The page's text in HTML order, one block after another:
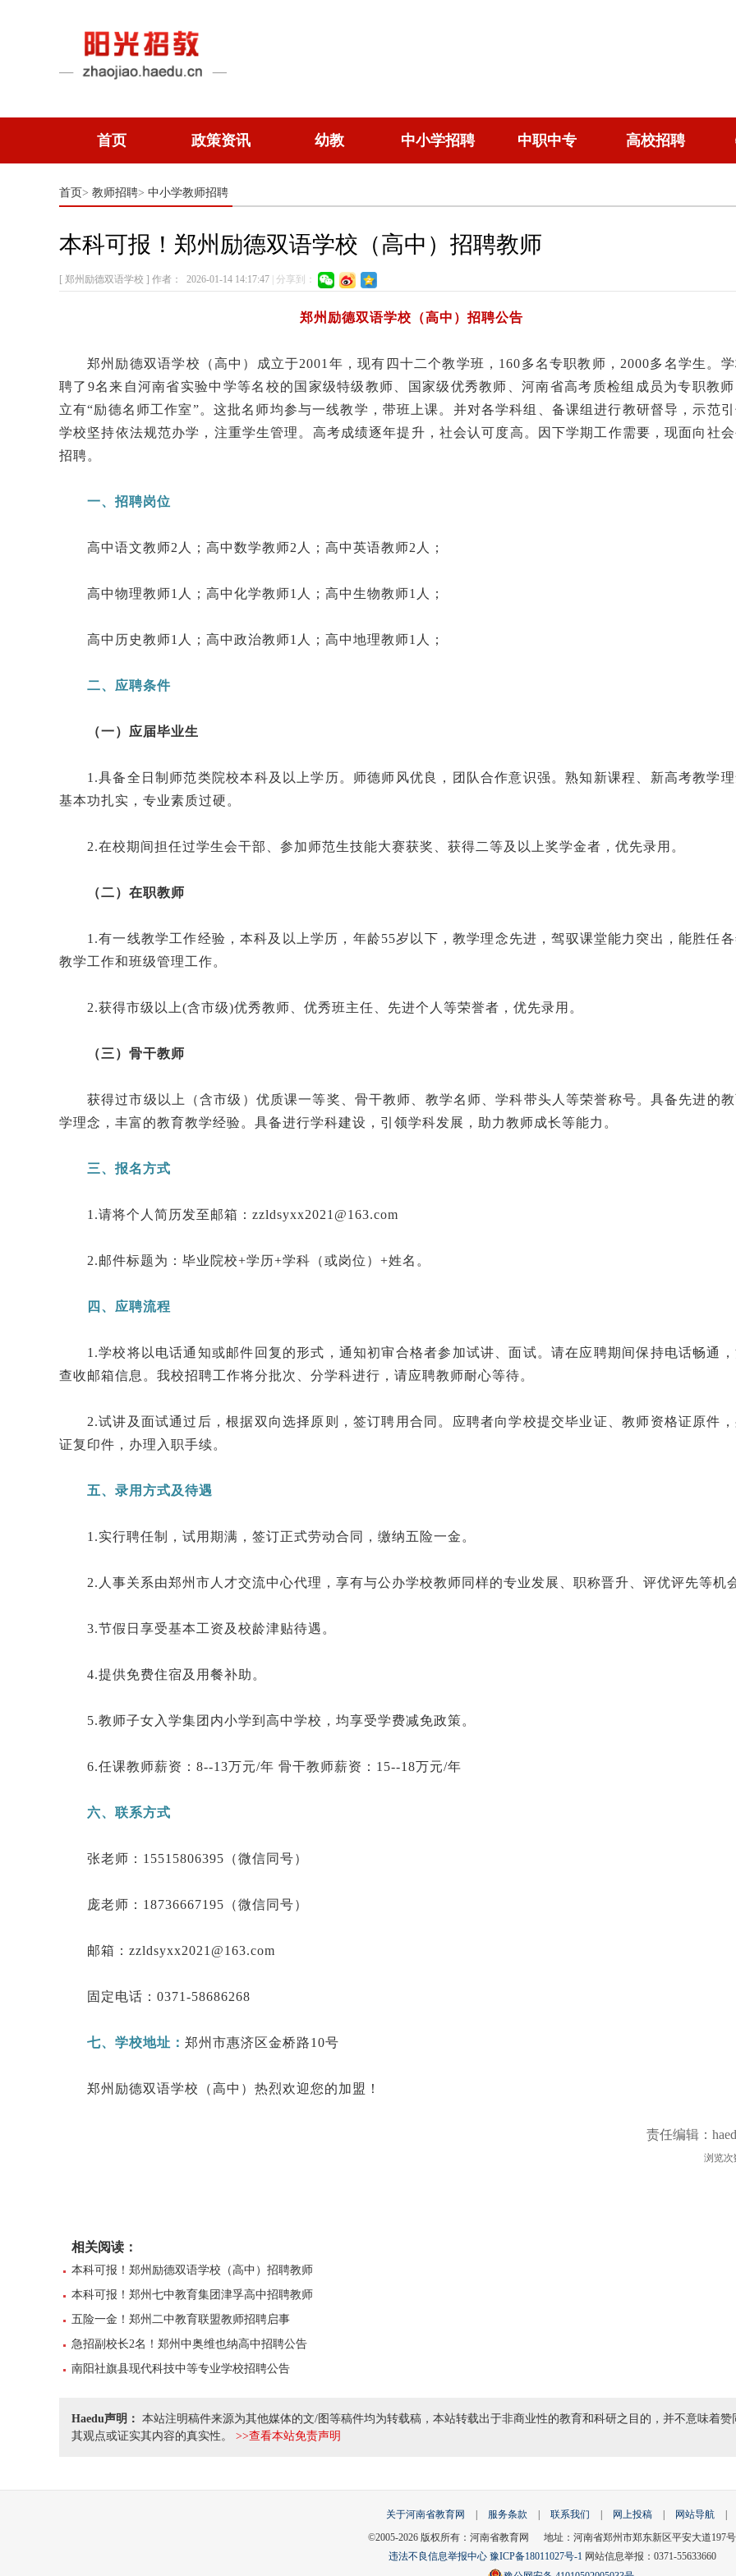
首页 政策资讯 幼教 中小学招聘 中职中专 高校招聘
首页> 教师招聘> 中小学教师招聘
本科可报！郑州励德双语学校（高中）招聘教师
[ 郑州励德双语学校 ] 作者： 2026-01-14 14:17:47 分享到：
郑州励德双语学校（高中）招聘公告
郑州励德双语学校（高中）成立于2001年，现有四十二个教学班，160多名专职教师，2000多名学生。
聘了9名来自河南省实验中学等名校的国家级特级教师、国家级优秀教师、河南省高考质检组成员为专职教
立有“励德名师工作室”。这批名师均参与一线教学，带班上课。并对各学科组、备课组进行教研督导，示范
学校坚持依法规范办学，注重学生管理。高考成绩逐年提升，社会认可度高。因下学期工作需要，现面向社
招聘。
一、招聘岗位
高中语文教师2人；高中数学教师2人；高中英语教师2人；
高中物理教师1人；高中化学教师1人；高中生物教师1人；
高中历史教师1人；高中政治教师1人；高中地理教师1人；
二、应聘条件
（一）应届毕业生
1.具备全日制师范类院校本科及以上学历。师德师风优良，团队合作意识强。熟知新课程、新高考教学
基本功扎实，专业素质过硬。
2.在校期间担任过学生会干部、参加师范生技能大赛获奖、获得二等及以上奖学金者，优先录用。
（二）在职教师
1.有一线教学工作经验，本科及以上学历，年龄55岁以下，教学理念先进，驾驭课堂能力突出，能胜任
教学工作和班级管理工作。
2.获得市级以上(含市级)优秀教师、优秀班主任、先进个人等荣誉者，优先录用。
（三）骨干教师
获得过市级以上（含市级）优质课一等奖、骨干教师、教学名师、学科带头人等荣誉称号。具备先进的
学理念，丰富的教育教学经验。具备进行学科建设，引领学科发展，助力教师成长等能力。
三、报名方式
1.请将个人简历发至邮箱：zzldsyxx2021@163.com
2.邮件标题为：毕业院校+学历+学科（或岗位）+姓名。
四、应聘流程
1.学校将以电话通知或邮件回复的形式，通知初审合格者参加试讲、面试。请在应聘期间保持电话畅通
查收邮箱信息。我校招聘工作将分批次、分学科进行，请应聘教师耐心等待。
2.试讲及面试通过后，根据双向选择原则，签订聘用合同。应聘者向学校提交毕业证、教师资格证原件
证复印件，办理入职手续。
五、录用方式及待遇
1.实行聘任制，试用期满，签订正式劳动合同，缴纳五险一金。
2.人事关系由郑州市人才交流中心代理，享有与公办学校教师同样的专业发展、职称晋升、评优评先等机
3.节假日享受基本工资及校龄津贴待遇。
4.提供免费住宿及用餐补助。
5.教师子女入学集团内小学到高中学校，均享受学费减免政策。
6.任课教师薪资：8--13万元/年 骨干教师薪资：15--18万元/年
六、联系方式
张老师：15515806395（微信同号）
庞老师：18736667195（微信同号）
邮箱：zzldsyxx2021@163.com
固定电话：0371-58686268
七、学校地址： 郑州市惠济区金桥路10号
郑州励德双语学校（高中）热烈欢迎您的加盟！
责任编辑：
浏览次
相关阅读：
本科可报！郑州励德双语学校（高中）招聘教师
本科可报！郑州七中教育集团津孚高中招聘教师
五险一金！郑州二中教育联盟教师招聘启事
急招副校长2名！郑州中奥维也纳高中招聘公告
南阳社旗县现代科技中等专业学校招聘公告
Haedu声明： 本站注明稿件来源为其他媒体的文/图等稿件均为转载稿，本站转载出于非商业性的教育和科研之目的，并不意味着赞
其观点或证实其内容的真实性。 >>查看本站免责声明
关于河南省教育网 服务条款 联系我们 网上投稿 网站导航
©2005-2026 版权所有：河南省教育网 地址：河南省郑州市郑东新区平安大道197号
违法不良信息举报中心 豫ICP备18011027号-1网站信息举报：0371-55633660